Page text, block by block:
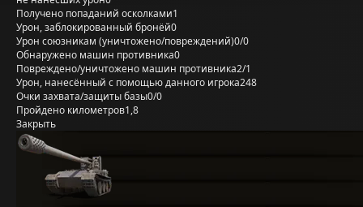
Получено попаданий осколками1
Урон, заблокированный бронёй0
Урон союзникам (уничтожено/повреждений)0/0
Обнаружено машин противника0
Повреждено/уничтожено машин противника2/1
Урон, нанесённый с помощью данного игрока248
Очки захвата/защиты базы0/0
Пройдено километров1,8
Закрыть